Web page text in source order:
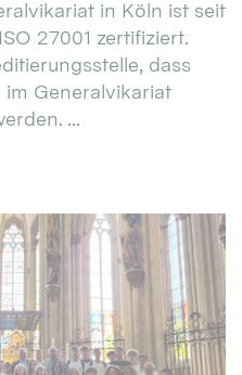
in Köln ist seit
27001 zertifiziert.
dass
Generalvikariat
...